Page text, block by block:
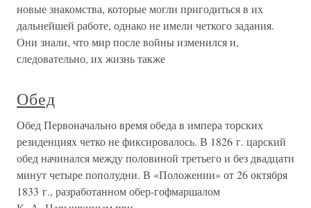
новые знакомства, которые могли пригодиться в их
дальнейшей работе, однако не имели четкого задания.
Они знали, что мир после войны изменился и,
следовательно, их жизнь также
Обед
Обед Первоначально время обеда в импера торских
резиденциях четко не фиксировалось. В 1826 г. царский
обед начинался между половиной третьего и без двадцати
минут четыре пополудни. В «Положении» от 26 октября
1833 г., разработанном обер-гофмаршалом